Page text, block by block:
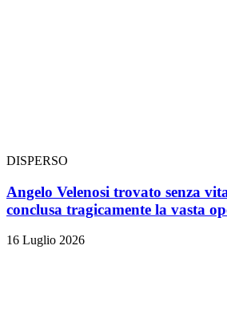
DISPERSO
Angelo Velenosi trovato senza
conclusa tragicamente la vasta
16 Luglio 2026